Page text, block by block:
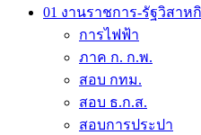
01 งานราชการ-รัฐวิสาห
การไฟฟ้า
ภาค ก. ก.พ.
สอบ กทม.
สอบ ธ.ก.ส.
สอบการประปา